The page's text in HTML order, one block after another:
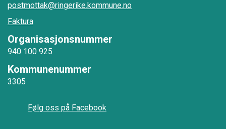
postmottak@ringerike.kommune.no
Faktura
Organisasjonsnummer
940 100 925
Kommunenummer
3305
Følg oss på Facebook